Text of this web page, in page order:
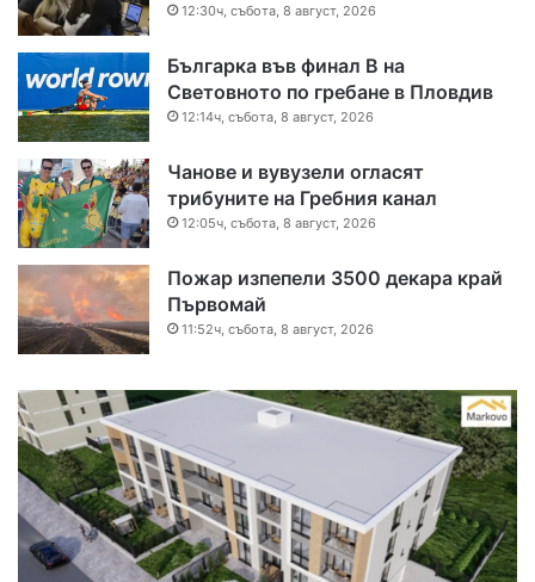
12:30ч, събота, 8 август, 2026
Българка във финал B на
Световното по гребане в Пловдив
12:14ч, събота, 8 август, 2026
Чанове и вувузели огласят
трибуните на Гребния канал
12:05ч, събота, 8 август, 2026
Пожар изпепели 3500 декара край
Първомай
11:52ч, събота, 8 август, 2026